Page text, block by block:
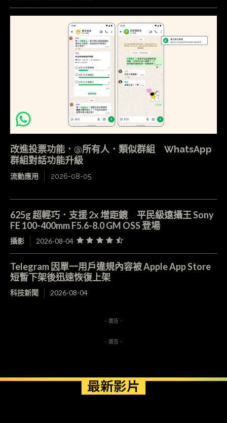
改進投票功能．@所有人．類似群組 WhatsApp
群組對話功能升級
流動應用 2026-08-05
625g 超輕巧．支援 2x 增距鏡 平民級遠攝王 Sony
FE 100-400mm F5.6-8.0 GM OSS 登場
攝影 2026-08-04
Telegram 因單一用戶違規內容被 Apple App Store
短暫下架後迅速恢復上架
科技新聞 2026-08-04
- 廣告 -
- 廣告 -
最新影片